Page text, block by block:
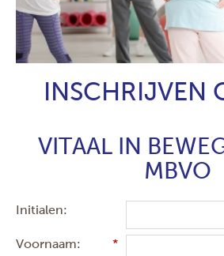
INSCHRIJVEN
VITAAL IN
MBVO
Initialen:
Voornaam: